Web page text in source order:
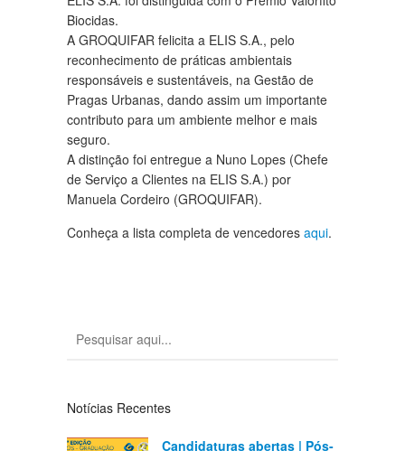
Biocidas.
A GROQUIFAR felicita a ELIS S.A., pelo
reconhecimento de práticas ambientais
responsáveis e sustentáveis, na Gestão de
Pragas Urbanas, dando assim um importante
contributo para um ambiente melhor e mais
seguro.
A distinção foi entregue a Nuno Lopes (Chefe
de Serviço a Clientes na ELIS S.A.) por
Manuela Cordeiro (GROQUIFAR).
Conheça a lista completa de vencedores aqui.
Notícias Recentes
Candidaturas abertas | Pós-